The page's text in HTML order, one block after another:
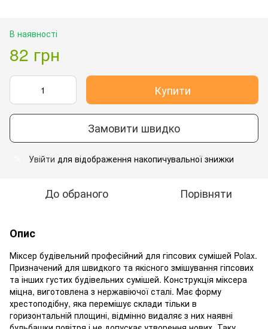
В наявності
82 грн
Купити
Замовити швидко
Увійти для відображення накопичувальної знижки
До обраного Порівняти
Опис
Міксер будівельний професійний для гіпсових сумішей Polax.
Призначений для швидкого та якісного змішування гіпсових
та інших густих будівельних сумішей. Конструкція міксера
міцна, виготовлена з нержавіючої сталі. Має форму
хрестоподібну, яка перемішує склади тільки в
горизонтальній площині, відмінно видаляє з них наявні